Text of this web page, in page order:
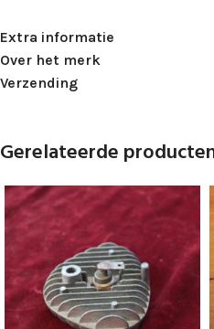
Extra informatie
Over het merk
Verzending
Gerelateerde